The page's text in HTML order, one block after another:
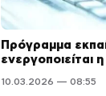
Πρόγραμμα
ενεργοποιείται
10.03.2026 — 08:55